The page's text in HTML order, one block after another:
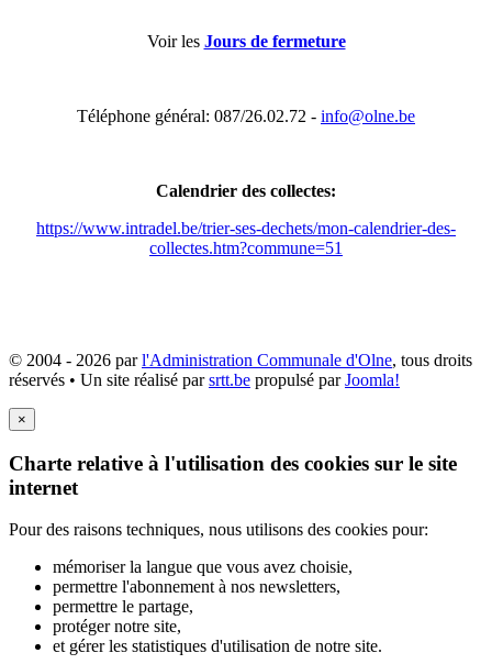
Voir les Jours de fermeture
Téléphone général: 087/26.02.72 - info@olne.be
Calendrier des collectes:
https://www.intradel.be/trier-ses-dechets/mon-calendrier-des-
collectes.htm?commune=51
© 2004 - 2026 parl'Administration Communale d'Olne, tous droits
réservés • Un site réalisé parsrtt.be propulsé parJoomla!
×
Charte relative à l'utilisation des cookies sur le site
internet
Pour des raisons techniques, nous utilisons des cookies pour:
mémoriser la langue que vous avez choisie,
permettre l'abonnement à nos newsletters,
permettre le partage,
protéger notre site,
et gérer les statistiques d'utilisation de notre site.